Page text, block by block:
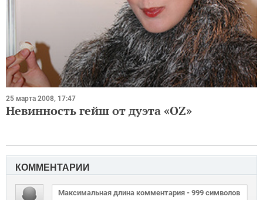
25 марта 2008, 17:47
Невинность гейш от дуэта «OZ»
КОММЕНТАРИИ